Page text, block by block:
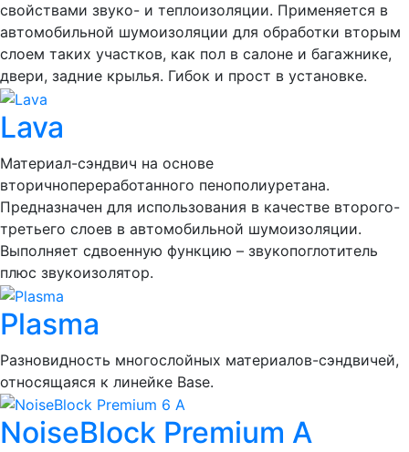
свойствами звуко- и теплоизоляции. Применяется в
автомобильной шумоизоляции для обработки вторым
слоем таких участков, как пол в салоне и багажнике,
двери, задние крылья. Гибок и прост в установке.
Lava
Материал-сэндвич на основе
вторичнопереработанного пенополиуретана.
Предназначен для использования в качестве второго-
третьего слоев в автомобильной шумоизоляции.
Выполняет сдвоенную функцию – звукопоглотитель
плюс звукоизолятор.
Plasma
Разновидность многослойных материалов-сэндвичей,
относящаяся к линейке Base.
NoiseBlock Premium A